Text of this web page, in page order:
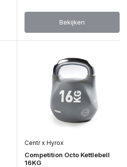
Bekijken
Centr x Hyrox
Competition Octo Kettlebell
16KG